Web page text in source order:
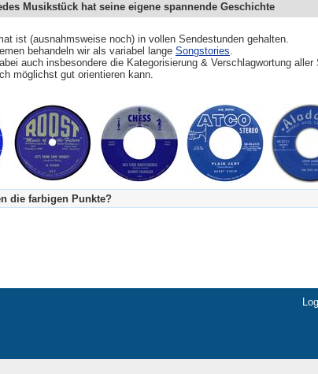
Musikstück hat seine eigene spannende Geschichte
ist (ausnahmsweise noch) in vollen Sendestunden gehalten.
behandeln wir als variabel lange Songstories.
auch insbesondere die Kategorisierung & Verschlagwortung
möglichst gut orientieren kann.
die farbigen Punkte?